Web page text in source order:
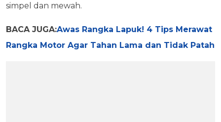
simpel dan mewah.
BACA JUGA:Awas Rangka Lapuk! 4 Tips Merawat
Rangka Motor Agar Tahan Lama dan Tidak Patah